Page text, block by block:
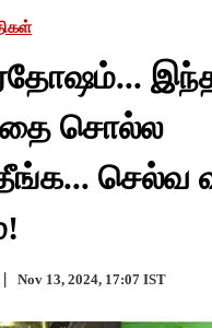
சொல்ல
செல்வ
Nov 13, 2024, 17:07 IST